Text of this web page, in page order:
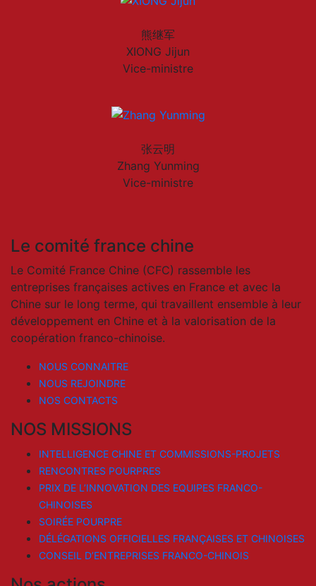
熊继军
XIONG Jijun
Vice-ministre
张云明
Zhang Yunming
Vice-ministre
Le comité france chine
Le Comité France Chine (CFC) rassemble les
entreprises françaises actives en France et avec la
Chine sur le long terme, qui travaillent ensemble à leur
développement en Chine et à la valorisation de la
coopération franco-chinoise.
NOUS CONNAITRE
NOUS REJOINDRE
NOS CONTACTS
NOS MISSIONS
INTELLIGENCE CHINE ET COMMISSIONS-PROJETS
RENCONTRES POURPRES
PRIX DE L’INNOVATION DES EQUIPES FRANCO-
CHINOISES
SOIRÉE POURPRE
DÉLÉGATIONS OFFICIELLES FRANÇAISES ET CHINOISES
CONSEIL D’ENTREPRISES FRANCO-CHINOIS